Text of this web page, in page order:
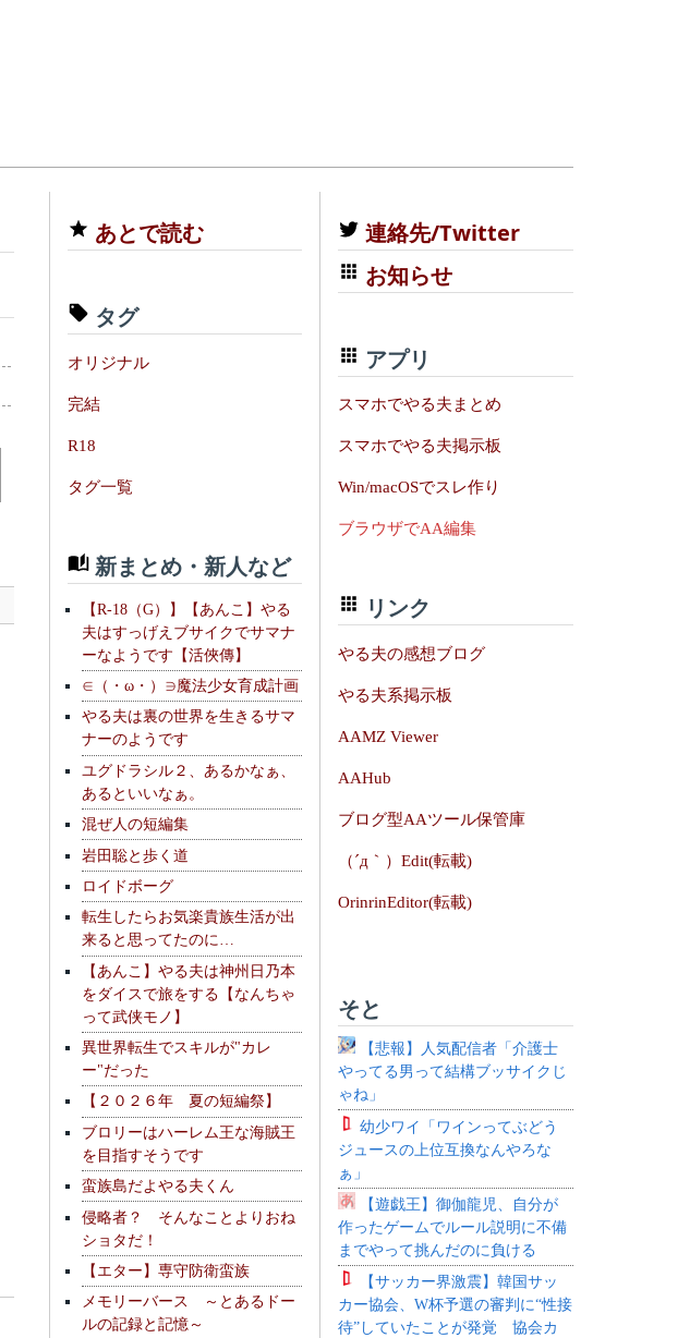
あとで読む
タグ
オリジナル
完結
R18
タグ一覧
新まとめ・新人など
【R-18（G）】【あんこ】やる
夫はすっげえブサイクでサマナ
ーなようです【活俠傳】
∈（・ω・）∋魔法少女育成計画
やる夫は裏の世界を生きるサマ
ナーのようです
ユグドラシル２、あるかなぁ、
あるといいなぁ。
混ぜ人の短編集
岩田聡と歩く道
ロイドボーグ
転生したらお気楽貴族生活が出
来ると思ってたのに…
【あんこ】やる夫は神州日乃本
をダイスで旅をする【なんちゃ
って武侠モノ】
異世界転生でスキルが"カレ
ー"だった
【２０２６年 夏の短編祭】
ブロリーはハーレム王な海賊王
を目指すそうです
蛮族島だよやる夫くん
侵略者？ そんなことよりおね
ショタだ！
【エター】専守防衛蛮族
メモリーバース ～とあるドー
ルの記録と記憶～
連絡先/Twitter
お知らせ
アプリ
スマホでやる夫まとめ
スマホでやる夫掲示板
Win/macOSでスレ作り
ブラウザでAA編集
リンク
やる夫の感想ブログ
やる夫系掲示板
AAMZ Viewer
AAHub
ブログ型AAツール保管庫
（´д｀）Edit(転載)
OrinrinEditor(転載)
そと
【悲報】人気配信者「介護士
やってる男って結構ブッサイクじ
ゃね」
幼少ワイ「ワインってぶどう
ジュースの上位互換なんやろな
ぁ」
【遊戯王】御伽龍児、自分が
作ったゲームでルール説明に不備
までやって挑んだのに負ける
【サッカー界激震】韓国サッ
カー協会、W杯予選の審判に“性接
待”していたことが発覚 協会カ